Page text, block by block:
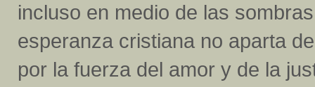
incluso en medio de las
esperanza cristiana no aparta
por la fuerza del amor y de la